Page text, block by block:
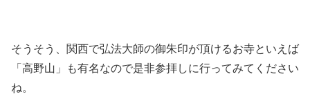
そうそう、関西で弘法大師の御朱印が頂けるお寺といえば
「高野山」も有名なので是非参拝しに行ってみてください
ね。